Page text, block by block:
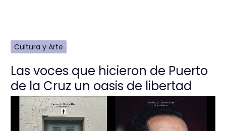
Cultura y Arte
Las voces que hicieron de Puerto
de la Cruz un oasis de libertad